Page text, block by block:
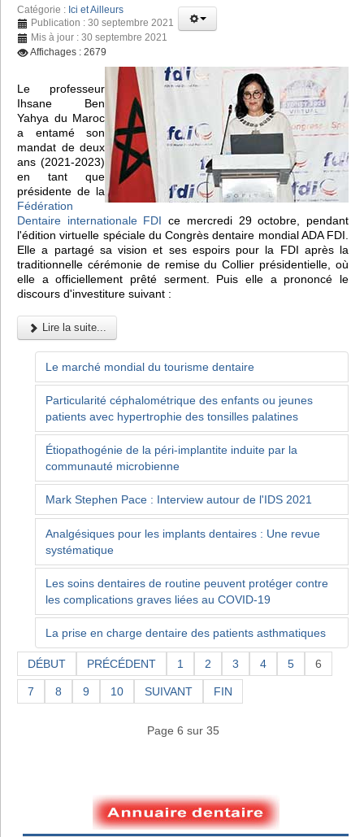
Catégorie : Ici et Ailleurs
Publication : 30 septembre 2021
Mis à jour : 30 septembre 2021
Affichages : 2679
Le professeur
Ihsane Ben
Yahya du Maroc
a entamé son
mandat de deux
ans (2021-2023)
en tant que
présidente de la
Fédération
Dentaire internationale FDI ce mercredi 29 octobre, pendant
l'édition virtuelle spéciale du Congrès dentaire mondial ADA FDI.
Elle a partagé sa vision et ses espoirs pour la FDI après la
traditionnelle cérémonie de remise du Collier présidentielle, où
elle a officiellement prêté serment. Puis elle a prononcé le
discours d'investiture suivant :
Lire la suite...
Le marché mondial du tourisme dentaire
Particularité céphalométrique des enfants ou jeunes
patients avec hypertrophie des tonsilles palatines
Étiopathogénie de la péri-implantite induite par la
communauté microbienne
Mark Stephen Pace : Interview autour de l'IDS 2021
Analgésiques pour les implants dentaires : Une revue
systématique
Les soins dentaires de routine peuvent protéger contre
les complications graves liées au COVID-19
La prise en charge dentaire des patients asthmatiques
DÉBUT PRÉCÉDENT 1 2 3 4 5 6
7 8 9 10 SUIVANT FIN
Page 6 sur 35